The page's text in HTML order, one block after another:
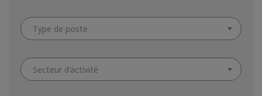
Type de poste
Secteur d'activité